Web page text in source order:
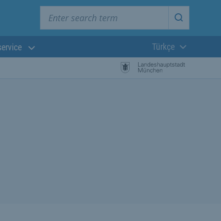
Start
Güncel dil:
Türkçe